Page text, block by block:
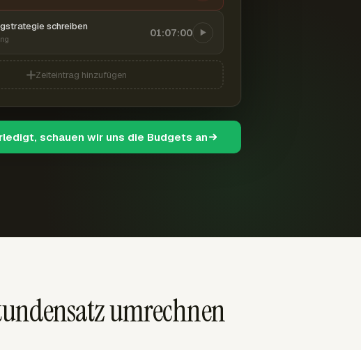
schreiben 01:07:00
Zeiteintrag hinzufügen
schauen wir uns die Budgets an
umrechnen